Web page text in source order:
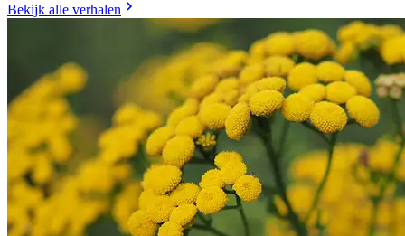
Bekijk alle verhalen